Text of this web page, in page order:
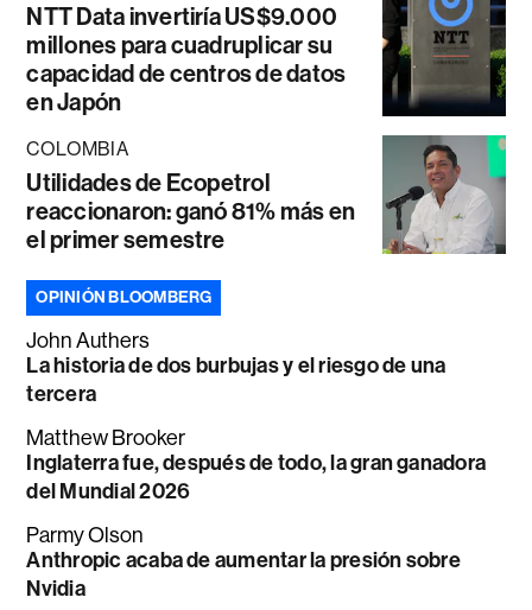
NTT Data invertiría US$9.000
millones para cuadruplicar su
capacidad de centros de datos
en Japón
COLOMBIA
Utilidades de Ecopetrol
reaccionaron: ganó 81% más en
el primer semestre
OPINIÓN BLOOMBERG
John Authers
La historia de dos burbujas y el riesgo de una
tercera
Matthew Brooker
Inglaterra fue, después de todo, la gran ganadora
del Mundial 2026
Parmy Olson
Anthropic acaba de aumentar la presión sobre
Nvidia